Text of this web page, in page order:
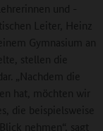
und -
Leiter, Heinz
Gymnasium an
stellen die
„Nachdem die
hat, möchten wir
die beispielsweise
nehmen“, sagt